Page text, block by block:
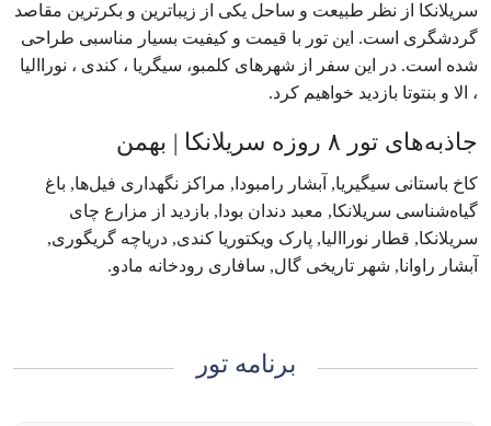
سریلانکا از نظر طبیعت و ساحل یکی از زیباترین و بکرترین مقاصد
گردشگری است. این تور با قیمت و کیفیت بسیار مناسبی طراحی
شده است. در این سفر از شهرهای کلمبو، سیگریا ، کندی ، نوراالیا
، الا و بنتوتا بازدید خواهیم کرد.
جاذبه‌های تور ۸ روزه سریلانکا | بهمن
کاخ باستانی سیگیریا, آبشار رامبودا, مراکز نگهداری فیل‌ها, باغ
گیاه‌شناسی سریلانکا, معبد دندان بودا, بازدید از مزارع چای
سریلانکا, قطار نوراالیا, پارک ویکتوریا کندی, دریاچه گریگوری,
آبشار راوانا, شهر تاریخی گال, سافاری رودخانه مادو.
برنامه تور